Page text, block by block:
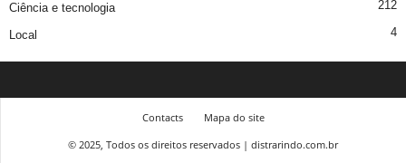
Ciência e tecnologia 212
Local 4
Contacts
Mapa do site
© 2025, Todos os direitos reservados | distrarindo.com.br